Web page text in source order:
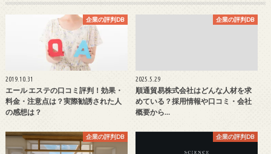
企業の評判DB
2019.10.31
エール エステの口コミ評判！効果・
料金・注意点は？実際勧誘された人
の感想は？
企業の評判DB
2025.5.29
順通貿易株式会社はどんな人材を求
めている？採用情報や口コミ・会社
概要から…
企業の評判DB 企業の評判DB